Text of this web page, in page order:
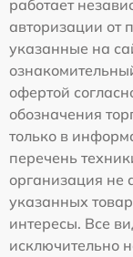
работает
авторизации от
указанные на
офертой
обозначения
только в
перечень
организация
указанных
интересы. Все
исключительно